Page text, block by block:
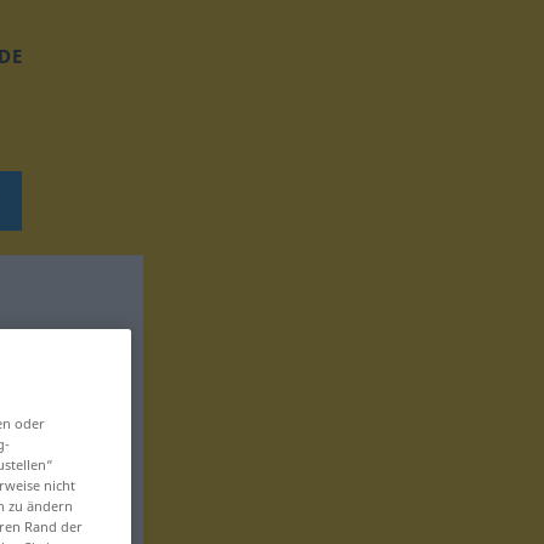
DE
oder
nicht
zu ändern
Rand der